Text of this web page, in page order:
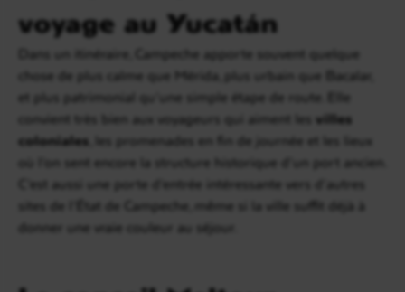
voyage au Yucatán
Dans un itinéraire, Campeche apporte souvent quelque
chose de plus calme que Mérida, plus urbain que Bacalar,
et plus patrimonial qu’une simple étape de route. Elle
convient très bien aux voyageurs qui aiment les villes
coloniales , les promenades en fin de journée et les lieux
où l’on sent encore la structure historique d’un port ancien.
C’est aussi une porte d’entrée intéressante vers d’autres
sites de l’État de Campeche, même si la ville suffit déjà à
donner une vraie couleur au séjour.